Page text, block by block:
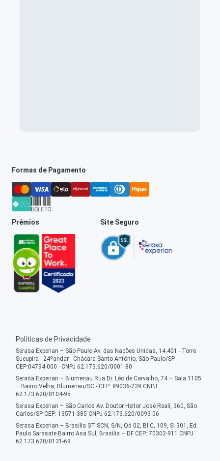
Formas de Pagamento
Prêmios Site Seguro
Políticas de Privacidade
Serasa Experian – São Paulo Av. das Nações Unidas, 14.401 - Torre
Sucupira - 24ºandar - Chácara Santo Antônio, São Paulo/SP -
CEP:04794-000 - CNPJ 62.173.620/0001-80
Serasa Experian – Blumenau Rua Dr. Léo de Carvalho, 74 – Sala 1105
– Bairro Velha, Blumenau/SC - CEP: 89036-239 CNPJ
62.173.620/0104-95
Serasa Experian – São Carlos Av. Doutor Heitor José Reali, 360, São
Carlos/SP CEP: 13571-385 CNPJ 62.173.620/0093-06
Serasa Experian – Brasília ST SCN, S/N, Qd 02, Bl C, 109, Sl 301, Ed.
Paulo Sarasate Bairro Asa Sul, Brasília – DF CEP: 70302-911 CNPJ
62.173.620/0131-68